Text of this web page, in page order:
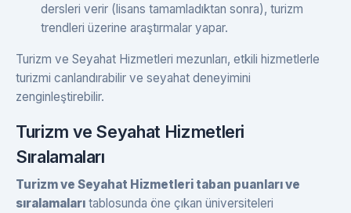
dersleri verir (lisans tamamladıktan sonra), turizm
trendleri üzerine araştırmalar yapar.
Turizm ve Seyahat Hizmetleri mezunları, etkili hizmetlerle
turizmi canlandırabilir ve seyahat deneyimini
zenginleştirebilir.
Turizm ve Seyahat Hizmetleri
Sıralamaları
Turizm ve Seyahat Hizmetleri taban puanları ve
sıralamaları tablosunda öne çıkan üniversiteleri